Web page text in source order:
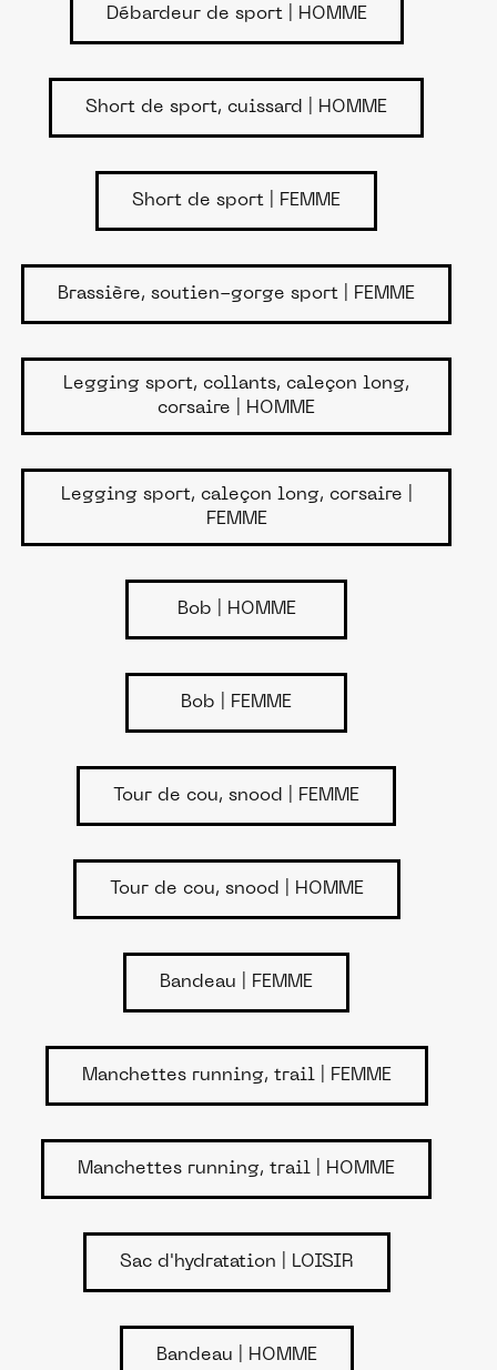
Débardeur de sport | HOMME
Short de sport, cuissard | HOMME
Short de sport | FEMME
Brassière, soutien-gorge sport | FEMME
Legging sport, collants, caleçon long,
corsaire | HOMME
Legging sport, caleçon long, corsaire |
FEMME
Bob | HOMME
Bob | FEMME
Tour de cou, snood | FEMME
Tour de cou, snood | HOMME
Bandeau | FEMME
Manchettes running, trail | FEMME
Manchettes running, trail | HOMME
Sac d'hydratation | LOISIR
Bandeau | HOMME